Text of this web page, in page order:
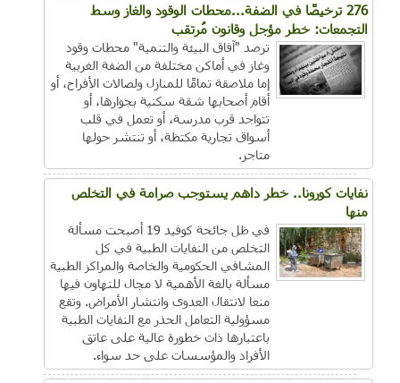
276 ترخيصًا في الضفة...محطات الوقود والغاز وسط
التجمعات: خطر مؤجل وقانون مُرتقب
ترصد "آفاق البيئة والتنمية" محطات وقود
وغاز في أماكن مختلفة من الضفة الغربية
إما ملاصقة تمامًا للمنازل ولصالات الأفراح، أو
أقام أصحابها شقة سكنية بجوارها، أو
تتواجد قرب مدرسة، أو تعمل في قلب
أسواق تجارية مكتظة، أو تنتشر حولها
متاجر.
نفايات كورونا.. خطر داهم يستوجب صرامة في التخلص
منها
في ظل جائحة كوفيد 19 أصبحت مسألة
التخلص من النفايات الطبية في كل
المشافي الحكومية والخاصة والمراكز الطبية
مسألة بالغة الأهمية لا مجال للتهاون فيها
منعا لانتقال العدوى وانتشار الأمراض. وتقع
مسؤولية التعامل الحذر مع النفايات الطبية
باعتبارها ذات خطورة عالية على عاتق
الأفراد والمؤسسات على حد سواء.